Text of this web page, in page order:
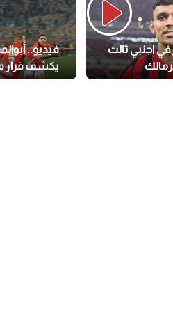
في اجنبي ثالث
فيديو..
يكشف قرار
شكوى